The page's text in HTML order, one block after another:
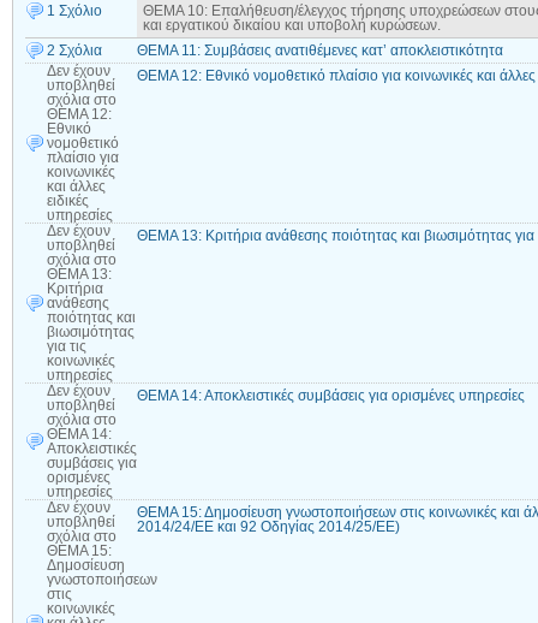
1 Σχόλιο
ΘΕΜΑ 10: Επαλήθευση/έλεγχος τήρησης υποχρεώσεων στους
και εργατικού δικαίου και υποβολή κυρώσεων.
2 Σχόλια
ΘΕΜΑ 11: Συμβάσεις ανατιθέμενες κατ’ αποκλειστικότητα
Δεν έχουν
υποβληθεί
σχόλια στο
ΘΕΜΑ 12:
Εθνικό
νομοθετικό
πλαίσιο για
κοινωνικές
και άλλες
ειδικές
υπηρεσίες
ΘΕΜΑ 12: Εθνικό νομοθετικό πλαίσιο για κοινωνικές και άλλες
Δεν έχουν
υποβληθεί
σχόλια στο
ΘΕΜΑ 13:
Κριτήρια
ανάθεσης
ποιότητας και
βιωσιμότητας
για τις
κοινωνικές
υπηρεσίες
ΘΕΜΑ 13: Κριτήρια ανάθεσης ποιότητας και βιωσιμότητας για
Δεν έχουν
υποβληθεί
σχόλια στο
ΘΕΜΑ 14:
Αποκλειστικές
συμβάσεις για
ορισμένες
υπηρεσίες
ΘΕΜΑ 14: Αποκλειστικές συμβάσεις για ορισμένες υπηρεσίες
Δεν έχουν
υποβληθεί
σχόλια στο
ΘΕΜΑ 15:
Δημοσίευση
γνωστοποιήσεων
στις
κοινωνικές
ΘΕΜΑ 15: Δημοσίευση γνωστοποιήσεων στις κοινωνικές και
2014/24/ΕΕ και 92 Οδηγίας 2014/25/ΕΕ)